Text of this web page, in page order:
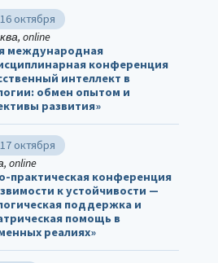
октября
online
международная
конференция
интеллект в
обмен опытом и
развития»
октября
online
практическая конференция
к устойчивости —
поддержка и
помощь в
реалиях»